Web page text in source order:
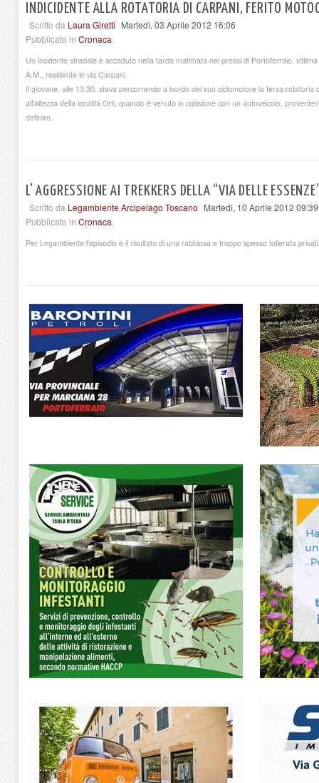
INDICIDENTE ALLA ROTATORIA DI CARPANI, FERITO
Scritto da Laura Giretti Martedì, 03 Aprile 2012 16:06
Pubblicato in Cronaca
Un incidente stradale è accaduto nella tarda mattinata nei pressi di Portoferraio,
A.M., residente in via Carpani.
Il giovane, alle 13.30, stava percorrendo a bordo del suo ciclomotore la terza
all'altezza della località Orti, quando è venuto in collisione con un autoveicolo,
definire.
L' AGGRESSIONE AI TREKKERS DELLA “VIA DELLE
Scritto da Legambiente Arcipelago Toscano Martedì, 10 Aprile 2012 09:39
Pubblicato in Cronaca
Per Legambiente l'episodio è il risultato di una rabbiosa e troppo spesso tollerata